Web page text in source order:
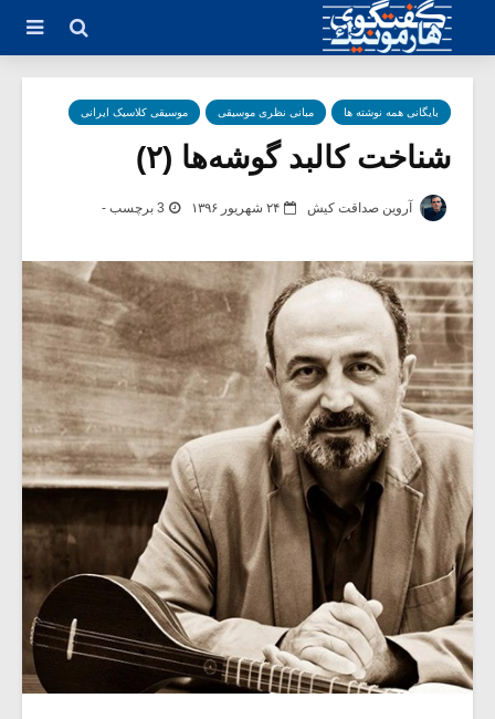
بایگانی همه نوشته ها مبانی نظری موسیقی موسیقی کلاسیک ایرانی
شناخت کالبد گوشه‌ها (۲)
آروین صداقت کیش ۲۴ شهریور ۱۳۹۶ 3 برچسب -